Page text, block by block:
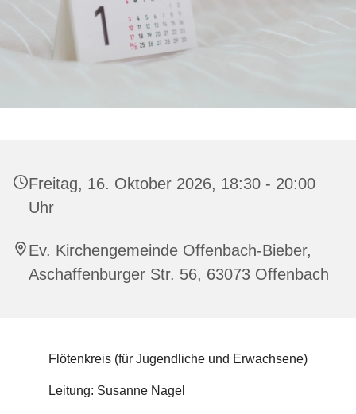
Freitag, 16. Oktober 2026, 18:30 - 20:00
Uhr
Ev. Kirchengemeinde Offenbach-Bieber,
Aschaffenburger Str. 56, 63073 Offenbach
Flötenkreis (für Jugendliche und Erwachsene)
Leitung: Susanne Nagel